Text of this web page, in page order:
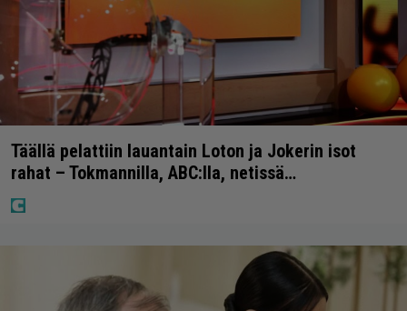
Täällä pelattiin lauantain Loton ja Jokerin isot
rahat – Tokmannilla, ABC:lla, netissä…